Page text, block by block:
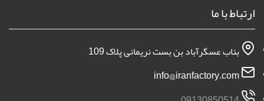
ارتباط با ما
بناب عسگرآباد بن بست نریمانی پلاک 109